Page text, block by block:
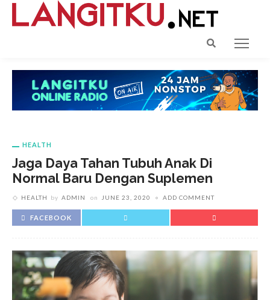
HEALTH
Jaga Daya Tahan Tubuh Anak Di
Normal Baru Dengan Suplemen
HEALTH by ADMIN on JUNE 23, 2020 ADD COMMENT
FACEBOOK